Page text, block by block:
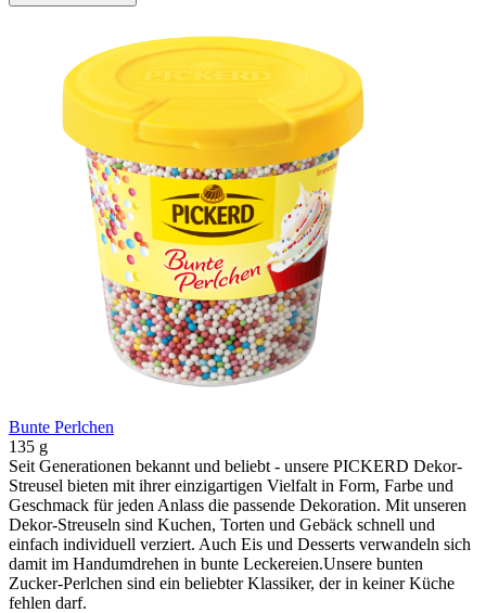
Bunte Perlchen
135 g
Seit Generationen bekannt und beliebt - unsere PICKERD Dekor-
Streusel bieten mit ihrer einzigartigen Vielfalt in Form, Farbe und
Geschmack für jeden Anlass die passende Dekoration. Mit unseren
Dekor-Streuseln sind Kuchen, Torten und Gebäck schnell und
einfach individuell verziert. Auch Eis und Desserts verwandeln sich
damit im Handumdrehen in bunte Leckereien.Unsere bunten
Zucker-Perlchen sind ein beliebter Klassiker, der in keiner Küche
fehlen darf.